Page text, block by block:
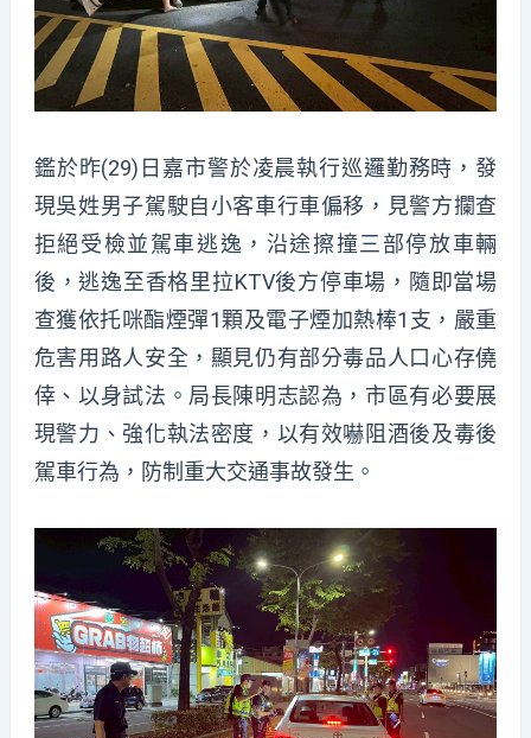
鑑於昨(29)日嘉市警於凌晨執行巡邏勤務時，發
現吳姓男子駕駛自小客車行車偏移，見警方攔查
拒絕受檢並駕車逃逸，沿途擦撞三部停放車輛
後，逃逸至香格里拉KTV後方停車場，隨即當場
查獲依托咪酯煙彈1顆及電子煙加熱棒1支，嚴重
危害用路人安全，顯見仍有部分毒品人口心存僥
倖、以身試法。局長陳明志認為，市區有必要展
現警力、強化執法密度，以有效嚇阻酒後及毒後
駕車行為，防制重大交通事故發生。